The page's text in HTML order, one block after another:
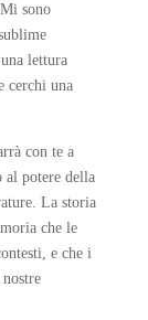
sono
lettura
cerchi una
con te a
potere della
La storia
che le
e che i